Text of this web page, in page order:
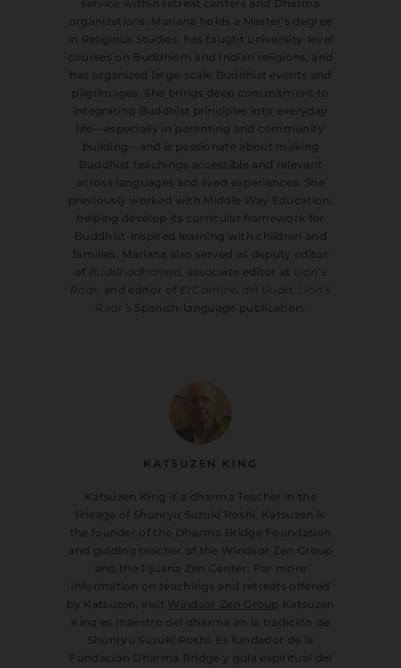
service within retreat centers and Dharma
organizations. Mariana holds a Master’s degree
in Religious Studies, has taught university-level
courses on Buddhism and Indian religions, and
has organized large-scale Buddhist events and
pilgrimages. She brings deep commitment to
integrating Buddhist principles into everyday
life—especially in parenting and community
building—and is passionate about making
Buddhist teachings accessible and relevant
across languages and lived experiences. She
previously worked with Middle Way Education,
helping develop its curricular framework for
Buddhist-inspired learning with children and
families. Mariana also served as deputy editor
of Buddhadharma, associate editor at Lion’s
Roar,
and editor of El Camino del Buda, Lion’s
Roar’s
Spanish-language publication.
KATSUZEN KING
Katsuzen King is a dharma Teacher in the
lineage of Shunryu Suzuki Roshi. Katsuzen is
the founder of the Dharma Bridge Foundation
and guiding teacher of the Windsor Zen Group
and the Tijuana Zen Center. For more
information on teachings and retreats offered
by Katsuzen, visit Windsor Zen Group Katsuzen
King es maestro del dharma en la tradición de
Shunryu Suzuki Roshi. Es fundador de la
Fundación Dharma Bridge y guía espiritual del